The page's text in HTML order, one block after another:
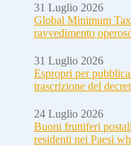
31 Luglio 2026
Global Minimum
ravvedimento
31 Luglio 2026
Espropri per
trascrizione del
24 Luglio 2026
Buoni fruttiferi
residenti nei Paesi